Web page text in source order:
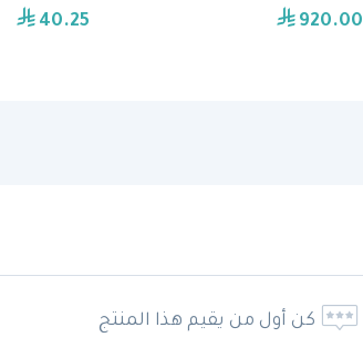
40.25 920.00
كن أول من يقيم هذا المنتج